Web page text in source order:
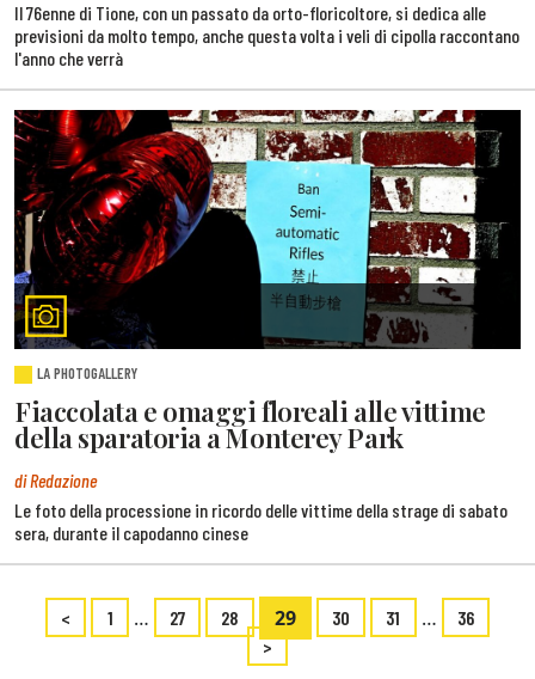
Il 76enne di Tione, con un passato da orto-floricoltore, si dedica alle
previsioni da molto tempo, anche questa volta i veli di cipolla raccontano
l'anno che verrà
LA PHOTOGALLERY
Fiaccolata e omaggi floreali alle vittime
della sparatoria a Monterey Park
di Redazione
Le foto della processione in ricordo delle vittime della strage di sabato
sera, durante il capodanno cinese
< 1 … 27 28 29 30 31 …
36
>